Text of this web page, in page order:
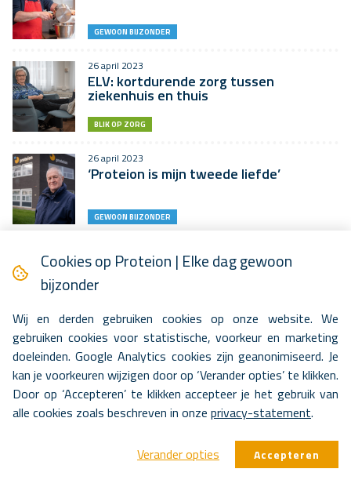
GEWOON BIJZONDER
26 april 2023
ELV: kortdurende zorg tussen
ziekenhuis en thuis
BLIK OP ZORG
26 april 2023
‘Proteion is mijn tweede liefde’
GEWOON BIJZONDER
Respijtzorg: een adempauze voor de
mantelzorger
11 april 2023
‘Ik ben misschien nog een puppy, maar ik
tel helemaal mee in het…
GEWOON BIJZONDER
Snel helemaal thuis in Hoenderpark
Cookies op Proteion | Elke dag gewoon
bijzonder
Wij en derden gebruiken cookies op onze website. We
gebruiken cookies voor statistische, voorkeur en marketing
doeleinden. Google Analytics cookies zijn geanonimiseerd. Je
kan je voorkeuren wijzigen door op ‘Verander opties’ te klikken.
Door op ‘Accepteren’ te klikken accepteer je het gebruik van
alle cookies zoals beschreven in onze privacy-statement.
Verander opties Accepteren